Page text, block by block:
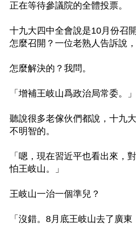
正在等待參議院的全體投票。
十九大四中全會說是10月份召
怎麼召開？一位老熟人告訴說，
怎麼解決的？我問。
「增補王岐山爲政治局常委。」
聽說很多老傢伙們都說，十九
不明智的。
「嗯，現在習近平也看出來，
怕王岐山。」
王岐山一治一個準兒？
「沒錯。8月底王岐山去了廣